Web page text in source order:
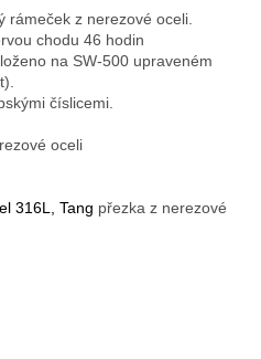
rámeček z nerezové oceli.
chodu 46 hodin
na SW-500 upraveném
číslicemi.
oceli
316L, Tang přezka z nerezové